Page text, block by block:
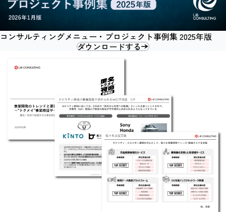
コンサルティングメニュー・プロジェクト事例集 2025年版
ダウンロードする